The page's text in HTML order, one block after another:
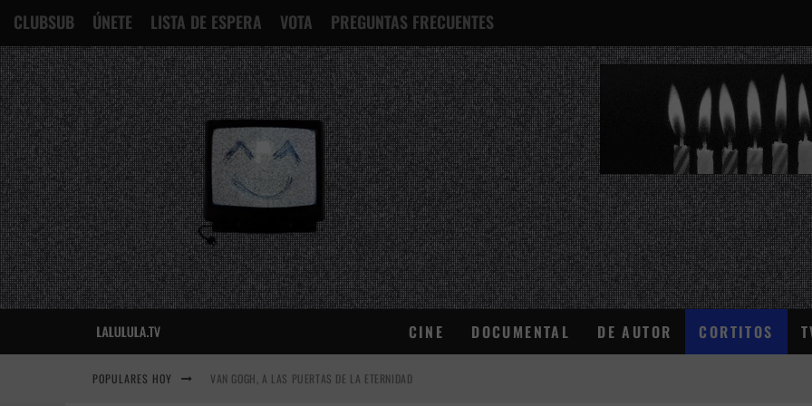
CLUBSUB ÚNETE LISTA DE ESPERA VOTA PREGUNTAS FRECUENTES
¿QUÉ ES ESTO?
CINE DOCUMENTAL DE AUTOR CORTITOS
POPULARES HOY VAN GOGH, A LAS PUERTAS DE LA ETERNIDAD